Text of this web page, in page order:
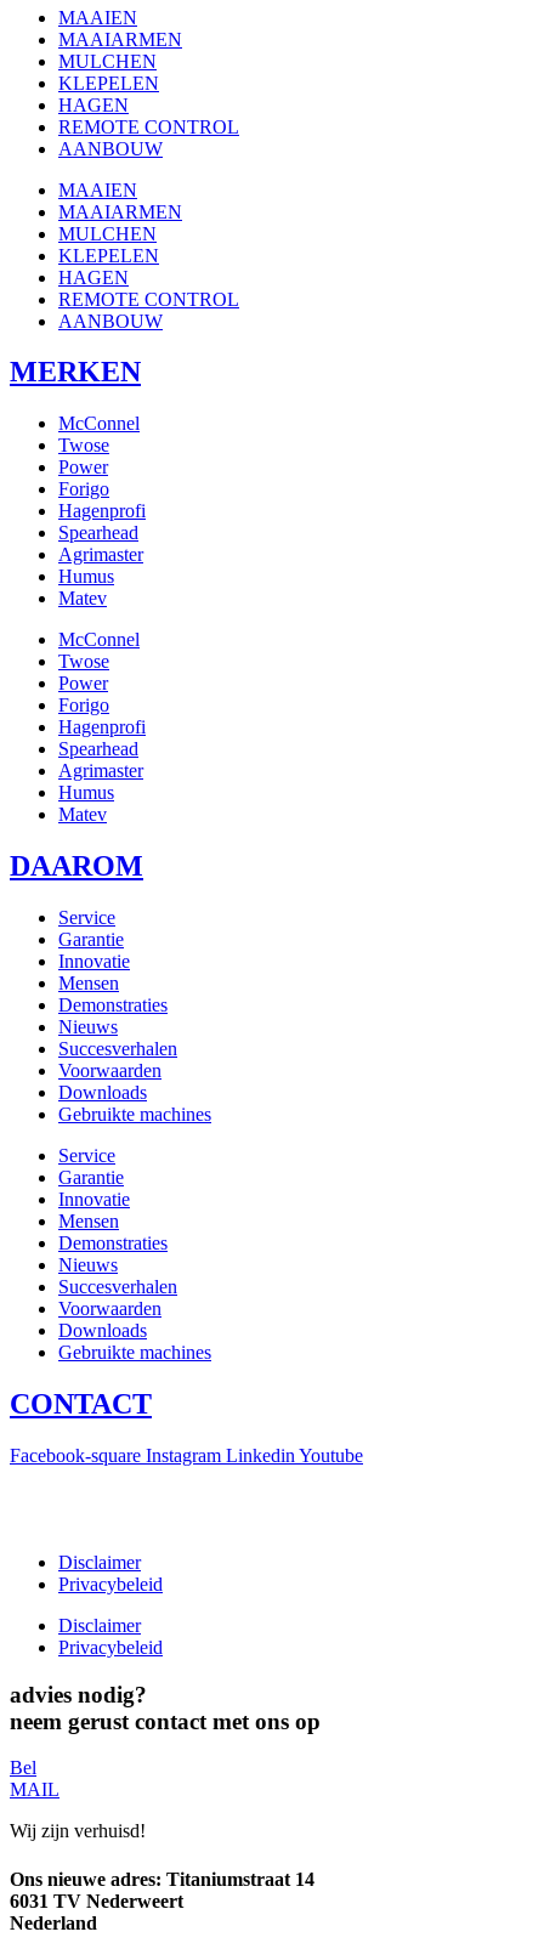
MAAIEN
MAAIARMEN
MULCHEN
KLEPELEN
HAGEN
REMOTE CONTROL
AANBOUW
MAAIEN
MAAIARMEN
MULCHEN
KLEPELEN
HAGEN
REMOTE CONTROL
AANBOUW
MERKEN
McConnel
Twose
Power
Forigo
Hagenprofi
Spearhead
Agrimaster
Humus
Matev
McConnel
Twose
Power
Forigo
Hagenprofi
Spearhead
Agrimaster
Humus
Matev
DAAROM
Service
Garantie
Innovatie
Mensen
Demonstraties
Nieuws
Succesverhalen
Voorwaarden
Downloads
Gebruikte machines
Service
Garantie
Innovatie
Mensen
Demonstraties
Nieuws
Succesverhalen
Voorwaarden
Downloads
Gebruikte machines
CONTACT
Facebook-square Instagram Linkedin Youtube
Disclaimer
Privacybeleid
Disclaimer
Privacybeleid
advies nodig?
neem gerust contact met ons op
Bel
MAIL
Wij zijn verhuisd!
Ons nieuwe adres: Titaniumstraat 14
6031 TV Nederweert
Nederland